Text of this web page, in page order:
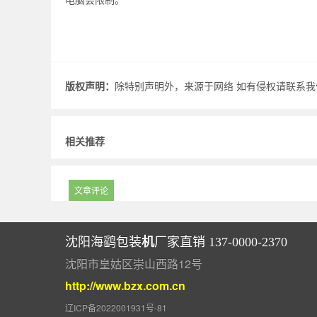
版权声明： 除特别声明外，来源于网络 如有侵权请联系
相关推荐
文章评论
沈阳海鹞包装机厂家直销 137-0000-2370
沈阳市皇姑区崇山西路12号
http://www.bzx.com.cn
辽ICP备2022001931号-81